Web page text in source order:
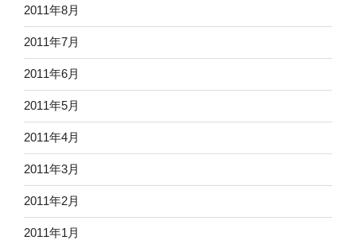
2011年8月
2011年7月
2011年6月
2011年5月
2011年4月
2011年3月
2011年2月
2011年1月